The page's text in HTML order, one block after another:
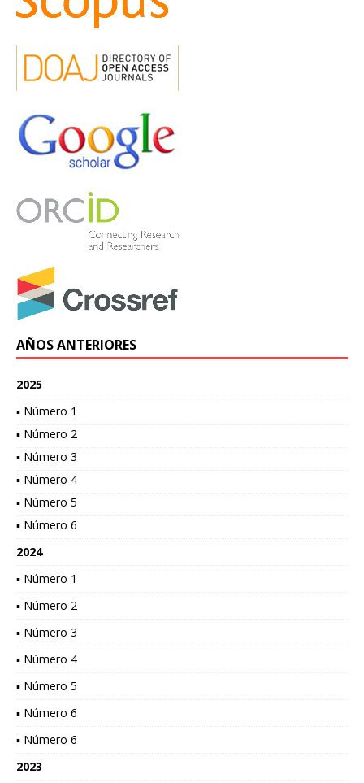
AÑOS ANTERIORES
2025
▪ Número 1
▪ Número 2
▪ Número 3
▪ Número 4
▪ Número 5
▪ Número 6
2024
▪ Número 1
▪ Número 2
▪ Número 3
▪ Número 4
▪ Número 5
▪ Número 6
▪ Número 6
2023